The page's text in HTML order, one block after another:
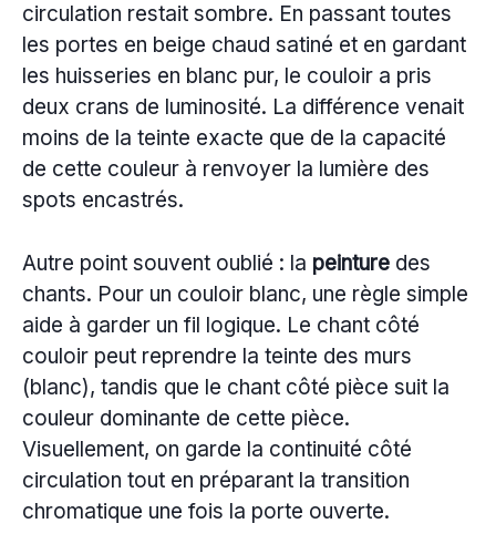
circulation restait sombre. En passant toutes
les portes en beige chaud satiné et en gardant
les huisseries en blanc pur, le couloir a pris
deux crans de luminosité. La différence venait
moins de la teinte exacte que de la capacité
de cette couleur à renvoyer la lumière des
spots encastrés.
Autre point souvent oublié : la peinture des
chants. Pour un couloir blanc, une règle simple
aide à garder un fil logique. Le chant côté
couloir peut reprendre la teinte des murs
(blanc), tandis que le chant côté pièce suit la
couleur dominante de cette pièce.
Visuellement, on garde la continuité côté
circulation tout en préparant la transition
chromatique une fois la porte ouverte.